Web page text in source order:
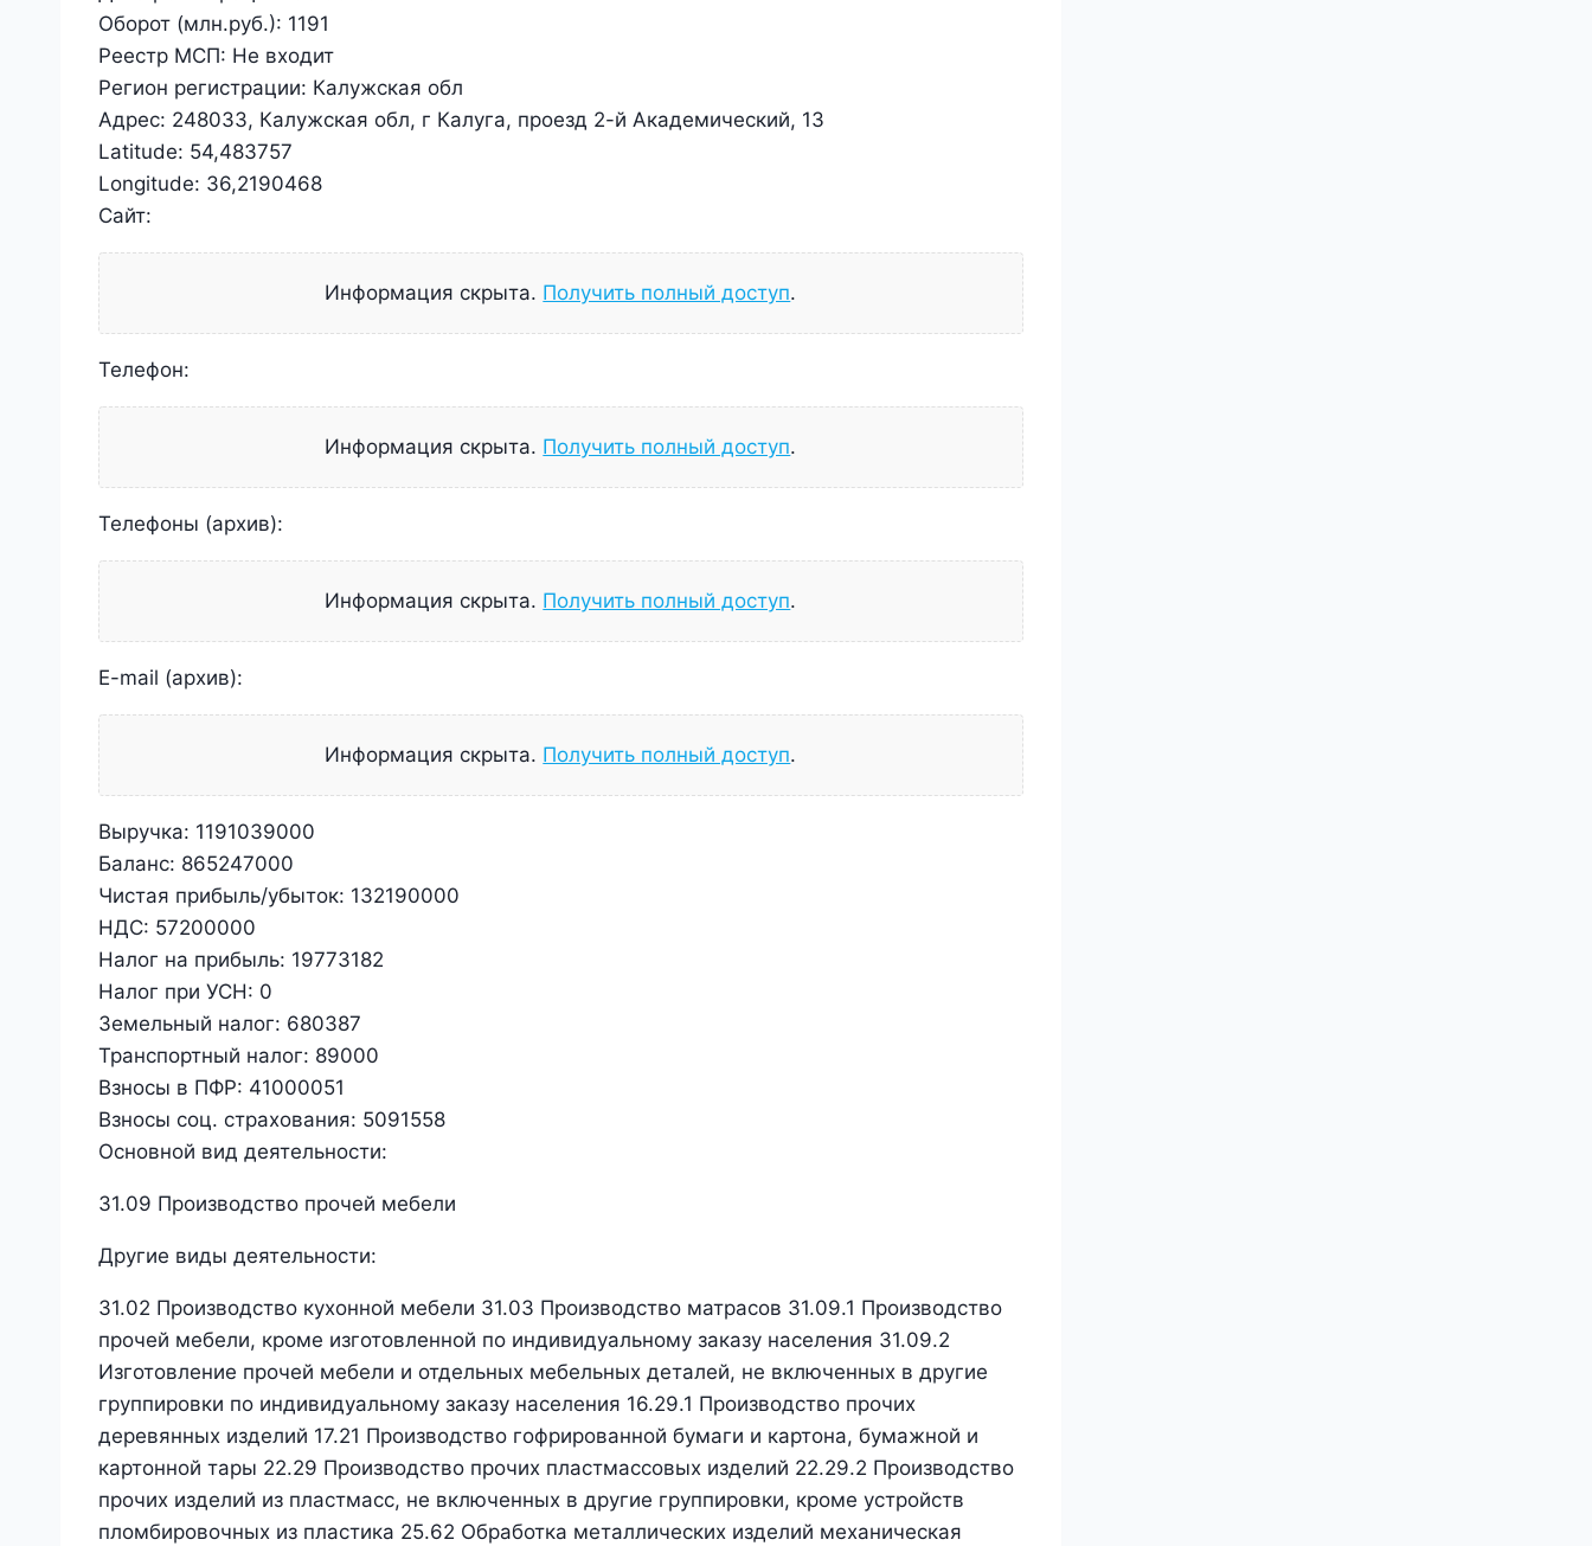
Оборот (млн.руб.): 1191
Реестр МСП: Не входит
Регион регистрации: Калужская обл
Адрес: 248033, Калужская обл, г Калуга, проезд 2-й Академический, 13
Latitude: 54,483757
Longitude: 36,2190468
Сайт:
Информация скрыта. Получить полный доступ.
Телефон:
Информация скрыта. Получить полный доступ.
Телефоны (архив):
Информация скрыта. Получить полный доступ.
E-mail (архив):
Информация скрыта. Получить полный доступ.
Выручка: 1191039000
Баланс: 865247000
Чистая прибыль/убыток: 132190000
НДС: 57200000
Налог на прибыль: 19773182
Налог при УСН: 0
Земельный налог: 680387
Транспортный налог: 89000
Взносы в ПФР: 41000051
Взносы соц. страхования: 5091558
Основной вид деятельности:
31.09 Производство прочей мебели
Другие виды деятельности:
31.02 Производство кухонной мебели 31.03 Производство матрасов 31.09.1 Производство
прочей мебели, кроме изготовленной по индивидуальному заказу населения 31.09.2
Изготовление прочей мебели и отдельных мебельных деталей, не включенных в другие
группировки по индивидуальному заказу населения 16.29.1 Производство прочих
деревянных изделий 17.21 Производство гофрированной бумаги и картона, бумажной и
картонной тары 22.29 Производство прочих пластмассовых изделий 22.29.2 Производство
прочих изделий из пластмасс, не включенных в другие группировки, кроме устройств
пломбировочных из пластика 25.62 Обработка металлических изделий механическая